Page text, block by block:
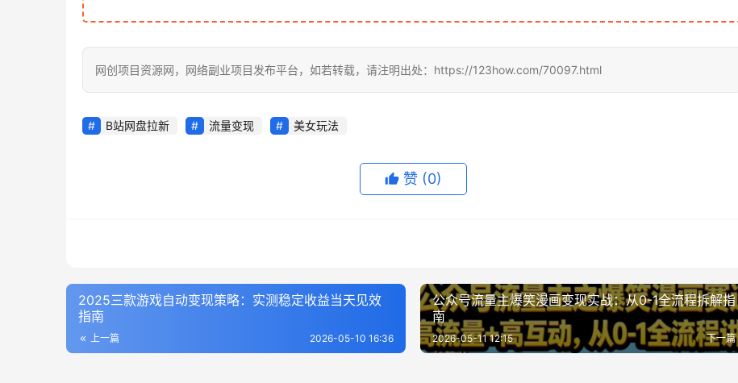
网创项目资源网，网络副业项目发布平台，如若转载，请注明出处：https://123how.com/70097.html
B站网盘拉新 流量变现 美女玩法
赞 (0)
2025三款游戏自动变现策略：实测稳定收益当天见效
指南
上一篇 2026-05-10 16:36
公众号流量主爆笑漫画变现实战：从0-1全流程拆解指
南
下一篇
2026-05-11 12:15